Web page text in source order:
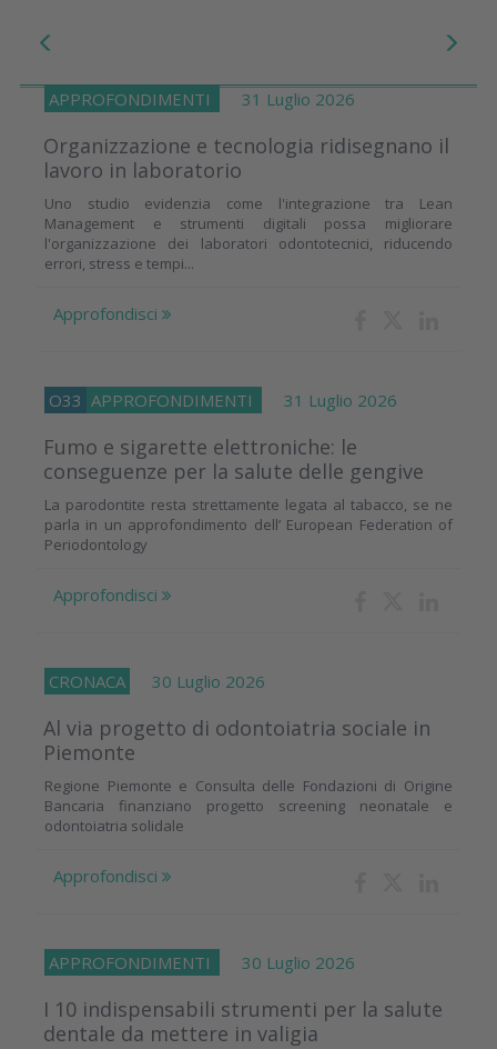
APPROFONDIMENTI 31 Luglio 2026
Organizzazione e tecnologia ridisegnano il
lavoro in laboratorio
Uno studio evidenzia come l'integrazione tra Lean
Management e strumenti digitali possa migliorare
l'organizzazione dei laboratori odontotecnici, riducendo
errori, stress e tempi...
Approfondisci
O33 APPROFONDIMENTI 31 Luglio 2026
Fumo e sigarette elettroniche: le
conseguenze per la salute delle gengive
La parodontite resta strettamente legata al tabacco, se ne
parla in un approfondimento dell’ European Federation of
Periodontology
Approfondisci
CRONACA 30 Luglio 2026
Al via progetto di odontoiatria sociale in
Piemonte
Regione Piemonte e Consulta delle Fondazioni di Origine
Bancaria finanziano progetto screening neonatale e
odontoiatria solidale
Approfondisci
APPROFONDIMENTI 30 Luglio 2026
I 10 indispensabili strumenti per la salute
dentale da mettere in valigia